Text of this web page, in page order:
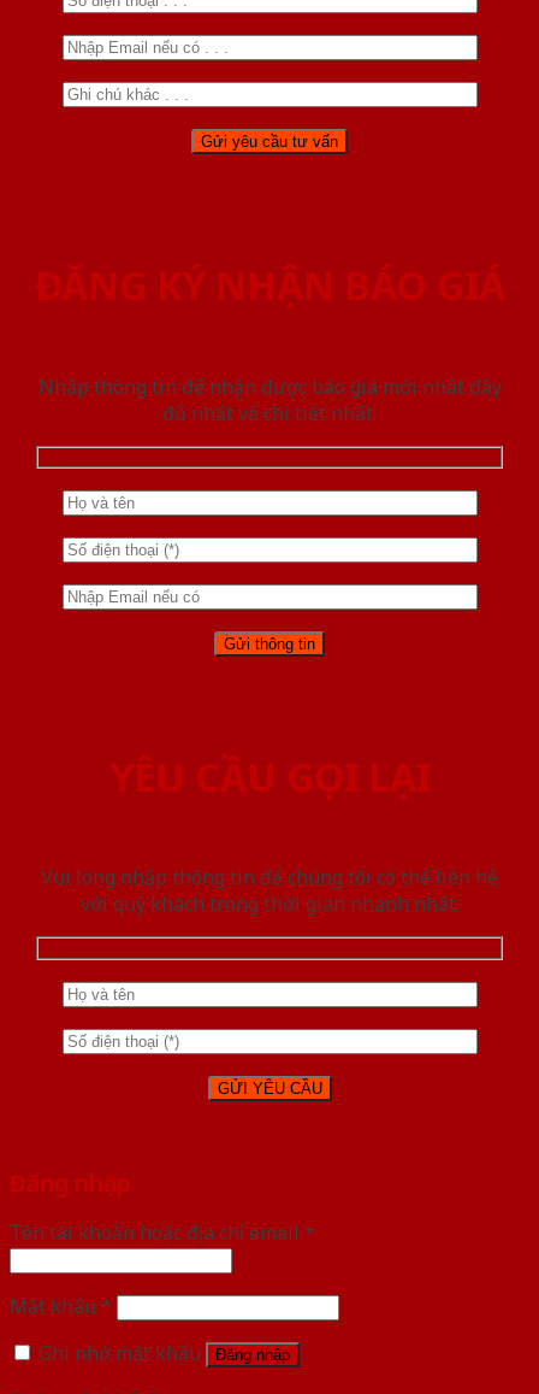
ĐĂNG KÝ NHẬN BÁO GIÁ
Nhập thông tin để nhận được báo giá mới nhât đầy
đủ nhất và chi tiết nhất.
YÊU CẦU GỌI LẠI
Vui lòng nhập thông tin để chúng tôi có thể liên hệ
với quý khách trong thời gian nhanh nhất.
Đăng nhập
Tên tài khoản hoặc địa chỉ email *
Mật khẩu *
Ghi nhớ mật khẩu
Đăng nhập